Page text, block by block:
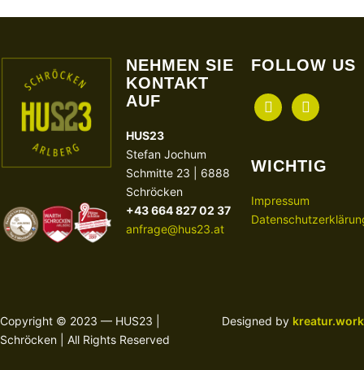
NEHMEN SIE
KONTAKT
AUF
HUS23
Stefan Jochum
Schmitte 23 | 6888
Schröcken
+43 664 827 02 37
anfrage@hus23.at
FOLLOW US
facebookinstagram
WICHTIG
Impressum
Copyright © 2023 — HUS23 |
Schröcken | All Rights Reserved
Designed by kreatur.work